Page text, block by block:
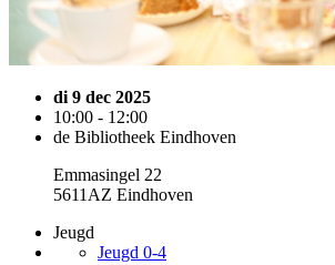
di 9 dec 2025
10:00 - 12:00
de Bibliotheek Eindhoven
Emmasingel 22
5611AZ Eindhoven
Jeugd
Jeugd 0-4